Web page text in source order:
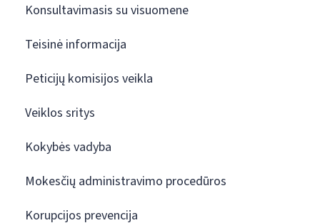
Konsultavimasis su visuomene
Teisinė informacija
Peticijų komisijos veikla
Veiklos sritys
Kokybės vadyba
Mokesčių administravimo procedūros
Korupcijos prevencija